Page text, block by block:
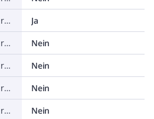
Unterstützt Protokoll für ASI
Ja
Unterstützt Protokoll für KNX
Nein
Unterstützt Protokoll für Modbus
Nein
Unterstützt Protokoll für Data-Highway
Nein
Unterstützt Protokoll für DeviceNet
Nein